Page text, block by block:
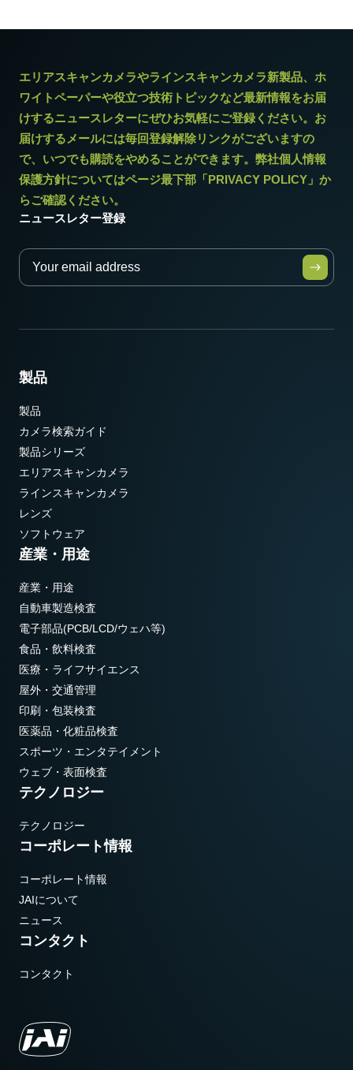
エリアスキャンカメラやラインスキャンカメラ新製品、ホ
ワイトペーパーや役立つ技術トピックなど最新情報をお届
けするニュースレターにぜひお気軽にご登録ください。お
届けするメールには毎回登録解除リンクがございますの
で、いつでも購読をやめることができます。弊社個人情報
保護方針についてはページ最下部「PRIVACY POLICY」か
らご確認ください。
ニュースレター登録
製品
製品
カメラ検索ガイド
製品シリーズ
エリアスキャンカメラ
ラインスキャンカメラ
レンズ
ソフトウェア
産業・用途
産業・用途
自動車製造検査
電子部品(PCB/LCD/ウェハ等)
食品・飲料検査
医療・ライフサイエンス
屋外・交通管理
印刷・包装検査
医薬品・化粧品検査
スポーツ・エンタテイメント
ウェブ・表面検査
テクノロジー
テクノロジー
コーポレート情報
コーポレート情報
JAIについて
ニュース
コンタクト
コンタクト